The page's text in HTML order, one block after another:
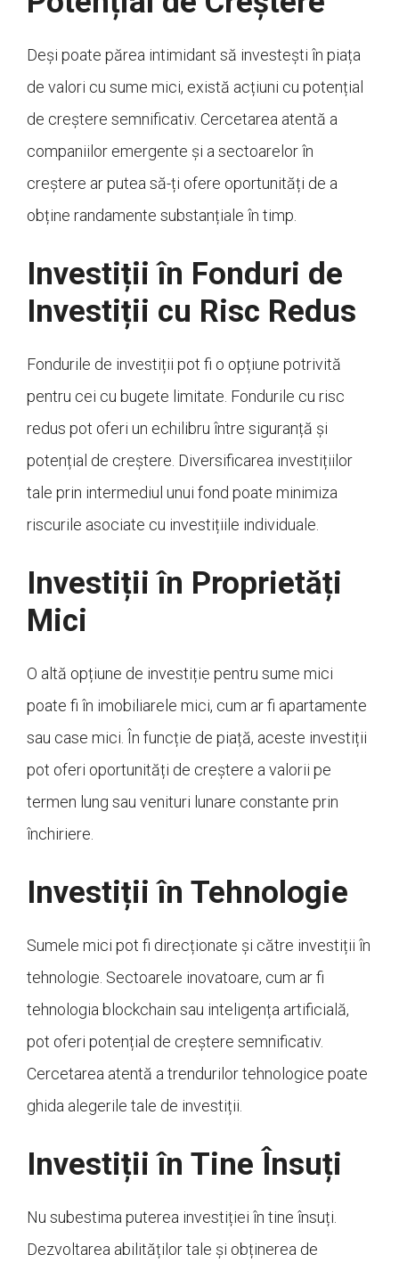
Deși poate părea intimidant să investești în piața
de valori cu sume mici, există acțiuni cu potențial
de creștere semnificativ. Cercetarea atentă a
companiilor emergente și a sectoarelor în
creștere ar putea să-ți ofere oportunități de a
obține randamente substanțiale în timp.
Investiții în Fonduri de
Investiții cu Risc Redus
Fondurile de investiții pot fi o opțiune potrivită
pentru cei cu bugete limitate. Fondurile cu risc
redus pot oferi un echilibru între siguranță și
potențial de creștere. Diversificarea investițiilor
tale prin intermediul unui fond poate minimiza
riscurile asociate cu investițiile individuale.
Investiții în Proprietăți
Mici
O altă opțiune de investiție pentru sume mici
poate fi în imobiliarele mici, cum ar fi apartamente
sau case mici. În funcție de piață, aceste investiții
pot oferi oportunități de creștere a valorii pe
termen lung sau venituri lunare constante prin
închiriere.
Investiții în Tehnologie
Sumele mici pot fi direcționate și către investiții în
tehnologie. Sectoarele inovatoare, cum ar fi
tehnologia blockchain sau inteligența artificială,
pot oferi potențial de creștere semnificativ.
Cercetarea atentă a trendurilor tehnologice poate
ghida alegerile tale de investiții.
Investiții în Tine Însuți
Nu subestima puterea investiției în tine însuți.
Dezvoltarea abilităților tale și obținerea de